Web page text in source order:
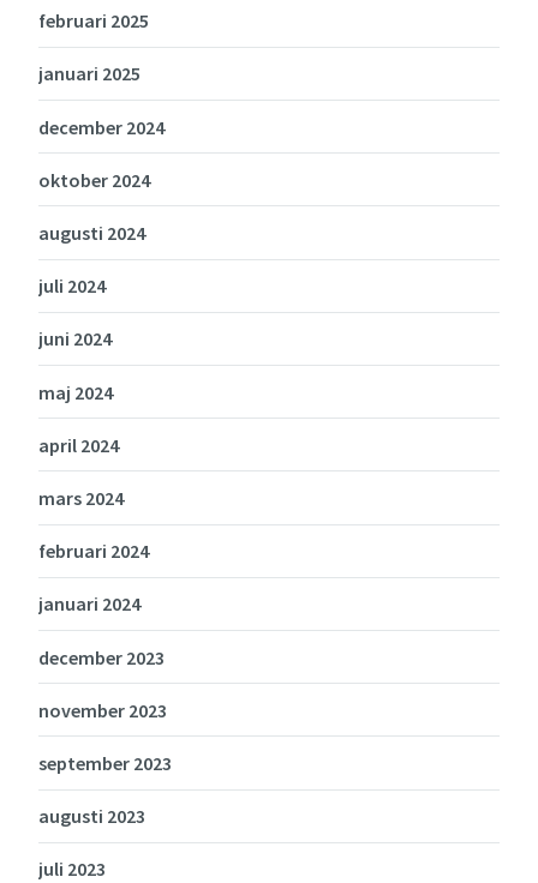
februari 2025
januari 2025
december 2024
oktober 2024
augusti 2024
juli 2024
juni 2024
maj 2024
april 2024
mars 2024
februari 2024
januari 2024
december 2023
november 2023
september 2023
augusti 2023
juli 2023